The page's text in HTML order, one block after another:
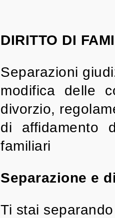
DIRITTO DI
Separazioni
modifica delle
divorzio,
di affidamento
familiari
Separazione e
Ti stai